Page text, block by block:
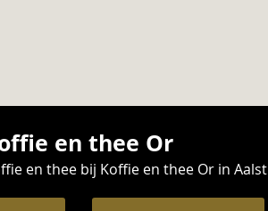
en thee Or
en thee bij Koffie en thee Or in Aalst